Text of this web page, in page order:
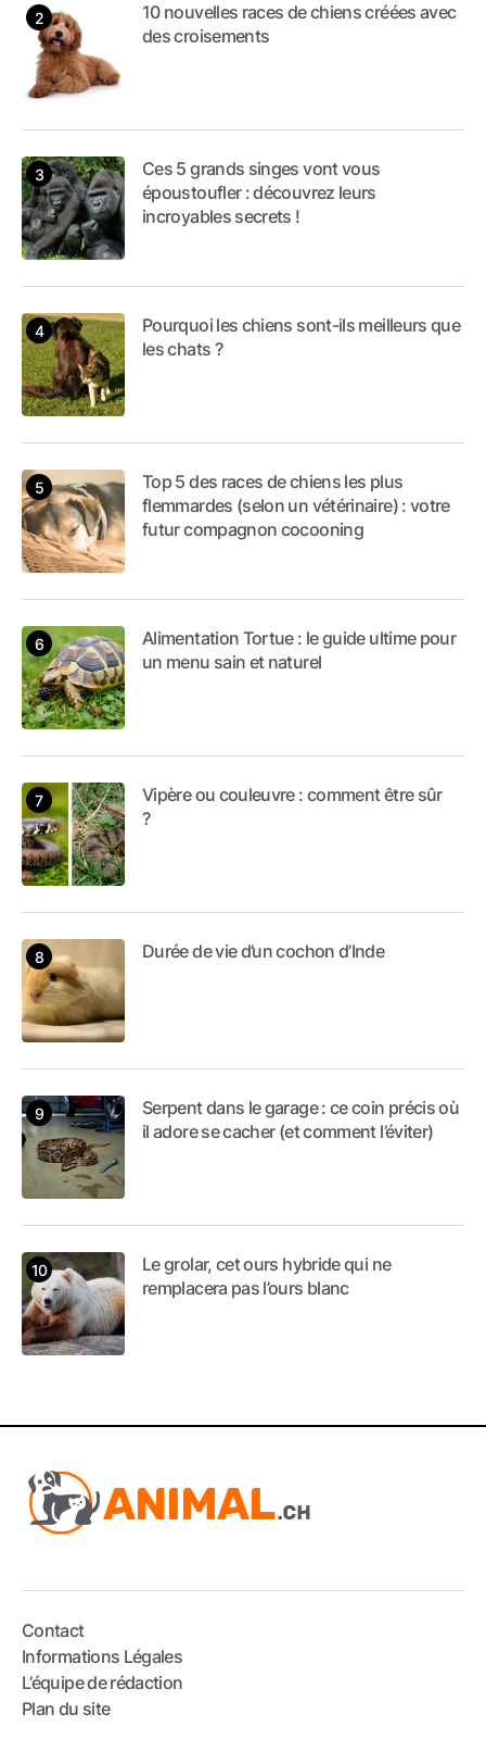
10 nouvelles races de chiens créées avec
des croisements
Ces 5 grands singes vont vous
époustoufler : découvrez leurs
incroyables secrets !
Pourquoi les chiens sont-ils meilleurs que
les chats ?
Top 5 des races de chiens les plus
flemmardes (selon un vétérinaire) : votre
futur compagnon cocooning
Alimentation Tortue : le guide ultime pour
un menu sain et naturel
Vipère ou couleuvre : comment être sûr
?
Durée de vie d’un cochon d’Inde
Serpent dans le garage : ce coin précis où
il adore se cacher (et comment l’éviter)
Le grolar, cet ours hybride qui ne
remplacera pas l’ours blanc
Contact
Informations Légales
L’équipe de rédaction
Plan du site